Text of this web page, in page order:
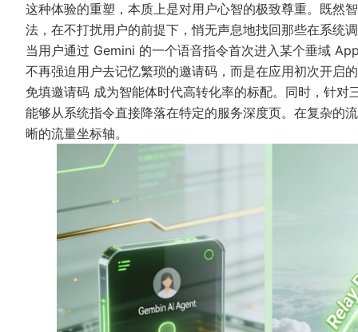
这种体验的重塑，本质上是对用户心智的极致尊重。既
法 ，在不打扰用户的前提下，悄无声息地找回那些在系统
当用户通过 Gemini 的一个语音指令首次进入某个垂域
不再强迫用户去记忆繁琐的邀请码，而是在应用初次开启
免填邀请码 成为智能体时代高转化率的标配。同时，针
能够从系统指令直接降落在特定的服务深度页。在复杂的
晰的流量坐标轴。